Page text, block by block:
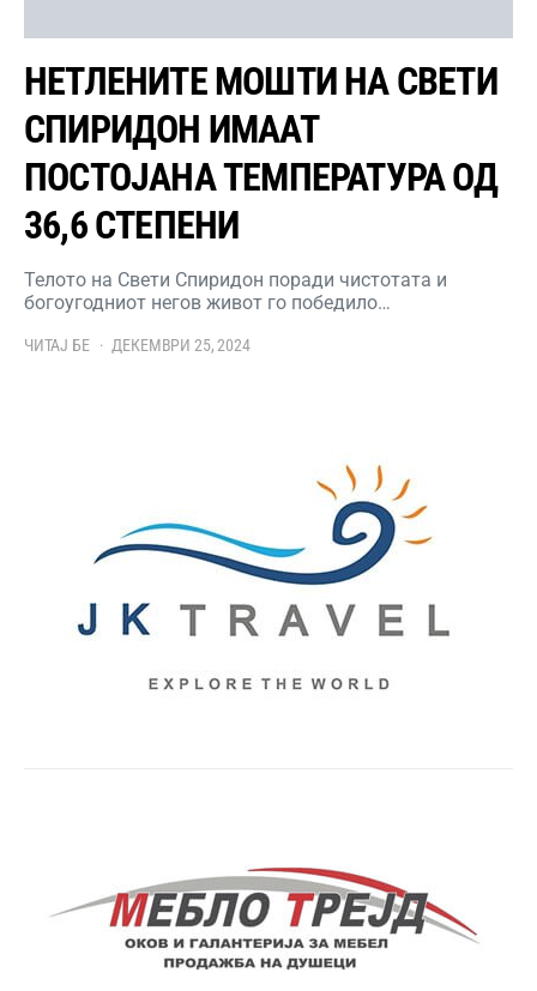
НЕТЛЕНИТЕ МОШТИ НА СВЕТИ
СПИРИДОН ИМААТ
ПОСТОЈАНА ТЕМПЕРАТУРА ОД
36,6 СТЕПЕНИ
Телото на Свети Спиридон поради чистотата и
богоугодниот негов живот го победило…
ЧИТАЈ БЕ ДЕКЕМВРИ 25, 2024